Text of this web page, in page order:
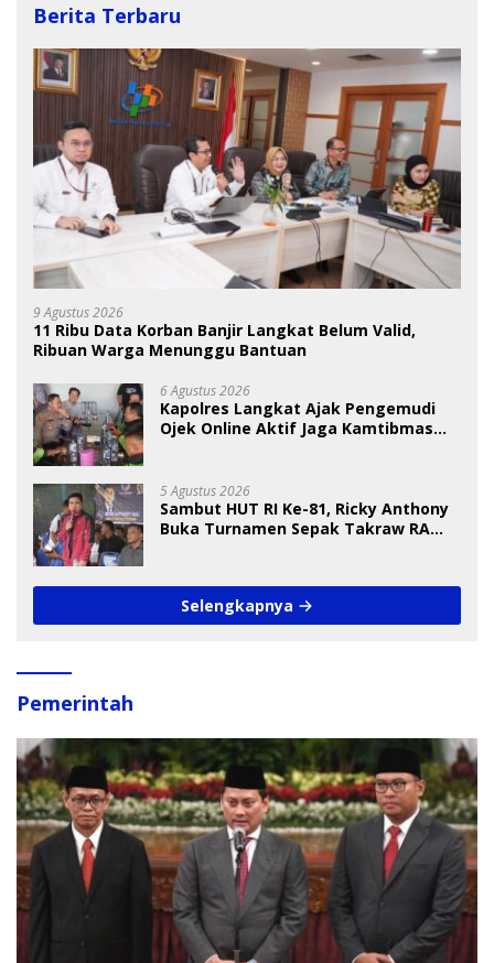
Berita Terbaru
9 Agustus 2026
11 Ribu Data Korban Banjir Langkat Belum Valid,
Ribuan Warga Menunggu Bantuan
6 Agustus 2026
Kapolres Langkat Ajak Pengemudi
Ojek Online Aktif Jaga Kamtibmas
5 Agustus 2026
Sambut HUT RI Ke-81, Ricky Anthony
Buka Turnamen Sepak Takraw RA
Selengkapnya
Pemerintah